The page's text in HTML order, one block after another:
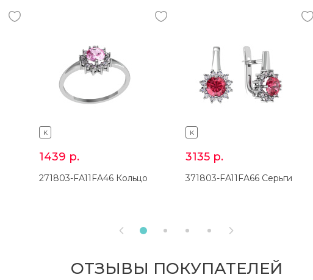
K
1439 р.
271803-FA11FA46 Кольцо
K
3135 р.
371803-FA11FA66 Серьги
 
ОТЗЫВЫ ПОКУПАТЕЛЕЙ